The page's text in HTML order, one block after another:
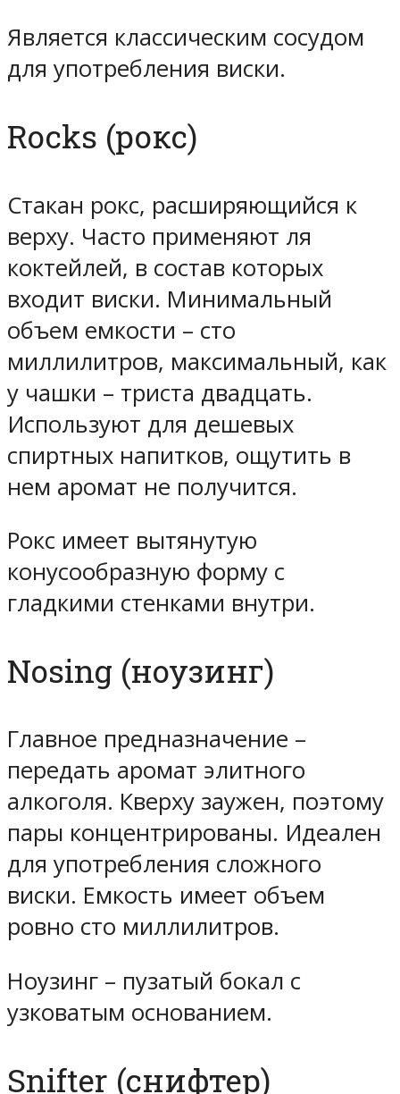
Является классическим сосудом
для употребления виски.
Rocks (рокс)
Стакан рокс, расширяющийся к
верху. Часто применяют ля
коктейлей, в состав которых
входит виски. Минимальный
объем емкости – сто
миллилитров, максимальный, как
у чашки – триста двадцать.
Используют для дешевых
спиртных напитков, ощутить в
нем аромат не получится.
Рокс имеет вытянутую
конусообразную форму с
гладкими стенками внутри.
Nosing (ноузинг)
Главное предназначение –
передать аромат элитного
алкоголя. Кверху заужен, поэтому
пары концентрированы. Идеален
для употребления сложного
виски. Емкость имеет объем
ровно сто миллилитров.
Ноузинг – пузатый бокал с
узковатым основанием.
Snifter (снифтер)